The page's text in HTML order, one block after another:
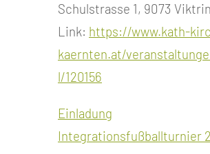
Schulstrasse 1, 9073
Link: https://www.kath-
kaernten.at/
l/120156
Einladung
Integrationsfußballturnier